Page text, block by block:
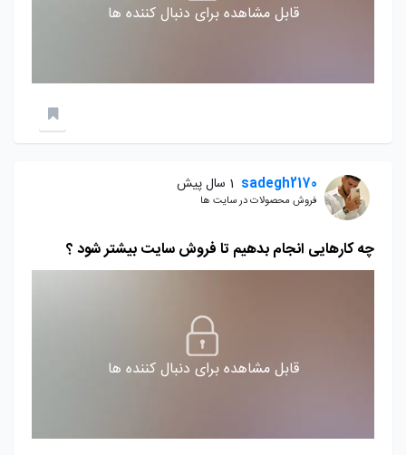
قابل مشاهده برای دنبال کننده ها
sadegh2170 1 سال پیش
فروش محصولات در سایت ها
چه کارهایی انجام بدهیم تا فروش سایت بیشتر شود ؟
قابل مشاهده برای دنبال کننده ها